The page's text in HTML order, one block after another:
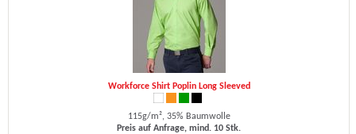
Workforce Shirt Poplin Long Sleeved
115g/m², 35% Baumwolle
Preis auf Anfrage, mind. 10 Stk.